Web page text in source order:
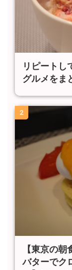
リピートし
グルメをま
2
【東京の
バターでク